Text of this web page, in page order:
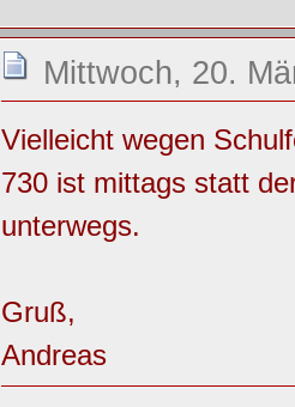
Mittwoch, 20.
Vielleicht wegen
730 ist mittags statt
unterwegs.
Gruß,
Andreas